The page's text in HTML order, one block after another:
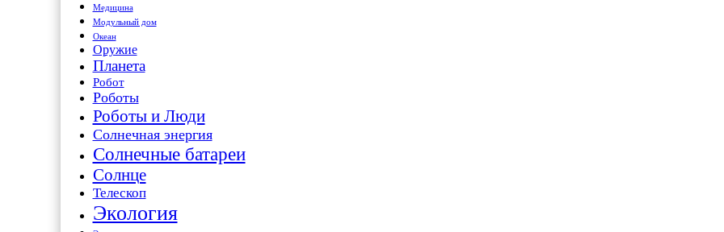
Медицина
Модульный дом
Океан
Оружие
Планета
Робот
Роботы
Роботы и Люди
Солнечная энергия
Солнечные батареи
Солнце
Телескоп
Экология